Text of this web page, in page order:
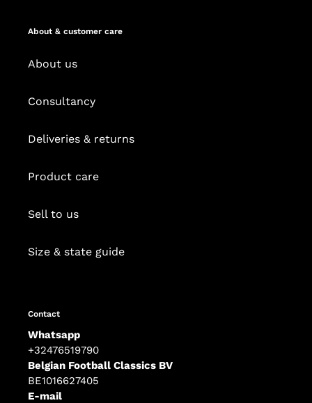
About & customer care
About us
Consultancy
Deliveries & returns
Product care
Sell to us
Size & state guide
Contact
Whatsapp
+32476519790
Belgian Football Classics BV
BE1016627405
E-mail